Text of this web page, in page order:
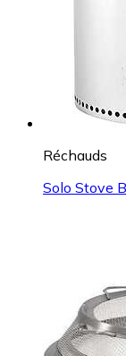
Réchauds
Solo Stove